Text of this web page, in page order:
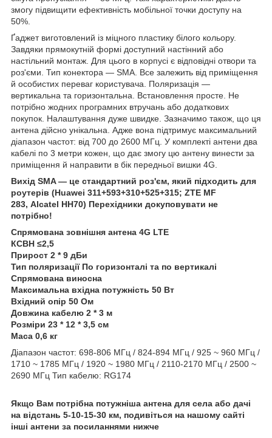
змогу підвищити ефективність мобільної точки доступу на
50%.
Ґаджет виготовлений із міцного пластику білого кольору.
Завдяки прямокутній формі доступний настінний або
настільний монтаж. Для цього в корпусі є відповідні отвори та
роз'єми. Тип конектора — SMA. Все залежить від приміщення
й особистих переваг користувача. Поляризація —
вертикальна та горизонтальна. Встановлення просте. Не
потрібно жодних програмних втручань або додаткових
покупок. Налаштування дуже швидке. Зазначимо також, що ця
антена дійсно унікальна. Адже вона підтримує максимальний
діапазон частот: від 700 до 2600 МГц. У комплекті антени два
кабелі по 3 метри кожен, що дає змогу цю антену винести за
приміщення й направити в бік передньої вишки 4G.
Вихід SMA — це стандартний роз'єм, який підходить для
роутерів (Huawei 311+593+310+525+315; ZTE MF
283, Alcatel HH70) Перехідники докуповувати не
потрібно!
Спрямована зовнішня антена 4G LTE
КСВН ≤2,5
Прирост 2 * 9 дБи
Тип поляризації По горизонталі та по вертикалі
Спрямована виносна
Максимальна вхідна потужність 50 Вт
Вхідний опір 50 Ом
Довжина кабелю 2 * 3 м
Розміри 23 * 12 * 3,5 см
Маса 0,6 кг
Діапазон частот: 698-806 МГц / 824-894 МГц / 925 ~ 960 МГц /
1710 ~ 1785 МГц / 1920 ~ 1980 МГц / 2110-2170 МГц / 2500 ~
2690 МГц Тип кабелю: RG174
Якщо Вам потрібна потужніша антена для села або дачі
на відстань 5-10-15-30 км, подивіться на нашому сайті
інші антени за посиланнями нижче